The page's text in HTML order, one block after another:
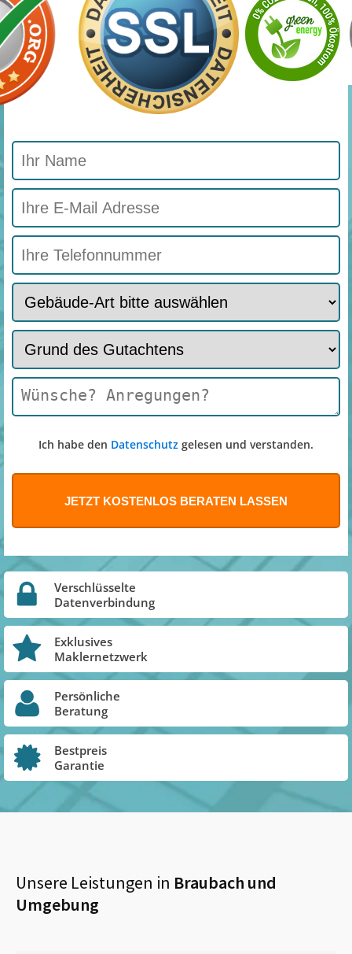
Ich habe den Datenschutz gelesen und verstanden.
Verschlüsselte
Datenverbindung
Exklusives
Maklernetzwerk
Persönliche
Beratung
Bestpreis
Garantie
Unsere Leistungen in Braubach und
Umgebung